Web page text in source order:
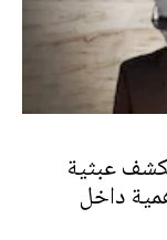
عبثية
داخل